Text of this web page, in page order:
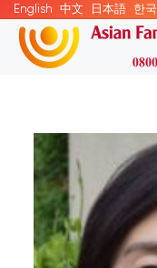
English 中文 日本語 한